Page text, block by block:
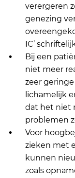
verergeren
genezing
IC’
Bij een
niet meer
zeer
lichamelijk
dat het niet
problemen
Voor
zieken met
kunnen
zoals